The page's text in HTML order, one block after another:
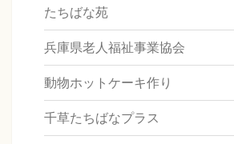
たちばな苑
兵庫県老人福祉事業協会
動物ホットケーキ作り
千草たちばなプラス